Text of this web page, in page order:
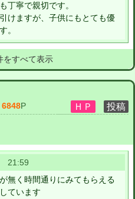
丁寧で親切です。
けますが、子供にもとても優
。
をすべて表示
6848P
21:59
無く時間通りにみてもらえる
ています